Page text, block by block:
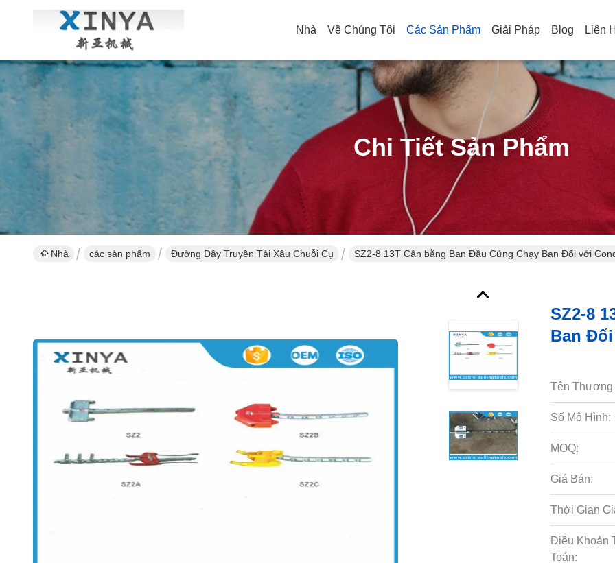
Nhà Về Chúng Tôi Các Sản Phẩm Giải Pháp Blog Liên
Chi Tiết Sản Phẩm
Nhà các sản phẩm Đường Dây Truyền Tải Xâu Chuỗi Cụ SZ2-8 13T Cân bằng Ban Đầu Cứng Chạy Ban Đối với
SZ2-8
Ban
Tên Thương
Số Mô Hình:
MOQ:
Giá Bán:
Thời Gian
Điều Khoản
Toán: